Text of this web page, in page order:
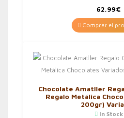
62,99€
Comprar el
Chocolate Amatller
Regalo Metálica
200gr)
In Stock